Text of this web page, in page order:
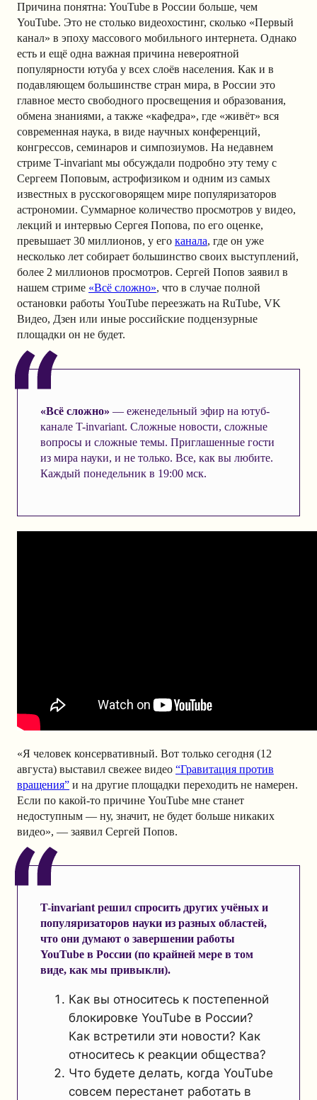
Причина понятна: YouTube в России больше, чем
YouTube. Это не столько видеохостинг, сколько «Первый
канал» в эпоху массового мобильного интернета. Однако
есть и ещё одна важная причина невероятной
популярности ютуба у всех слоёв населения. Как и в
подавляющем большинстве стран мира, в России это
главное место свободного просвещения и образования,
обмена знаниями, а также «кафедра», где «живёт» вся
современная наука, в виде научных конференций,
конгрессов, семинаров и симпозиумов. На недавнем
стриме T-invariant мы обсуждали подробно эту тему с
Сергеем Поповым, астрофизиком и одним из самых
известных в русскоговорящем мире популяризаторов
астрономии. Суммарное количество просмотров у видео,
лекций и интервью Сергея Попова, по его оценке,
превышает 30 миллионов, у его канала, где он уже
несколько лет собирает большинство своих выступлений,
более 2 миллионов просмотров. Сергей Попов заявил в
нашем стриме «Всё сложно», что в случае полной
остановки работы YouTube переезжать на RuTube, VK
Видео, Дзен или иные российские подцензурные
площадки он не будет.
«Всё сложно» — еженедельный эфир на ютуб-
канале T-invariant. Сложные новости, сложные
вопросы и сложные темы. Приглашенные гости
из мира науки, и не только. Все, как вы любите.
Каждый понедельник в 19:00 мск.
«Я человек консервативный. Вот только сегодня (12
августа) выставил свежее видео “Гравитация против
вращения” и на другие площадки переходить не намерен.
Если по какой-то причине YouTube мне станет
недоступным — ну, значит, не будет больше никаких
видео», — заявил Сергей Попов.
T-invariant решил спросить других учёных и
популяризаторов науки из разных областей,
что они думают о завершении работы
YouTube в России (по крайней мере в том
виде, как мы привыкли).
Как вы относитесь к постепенной
блокировке YouTube в России?
Как встретили эти новости? Как
относитесь к реакции общества?
Что будете делать, когда YouTube
совсем перестанет работать в